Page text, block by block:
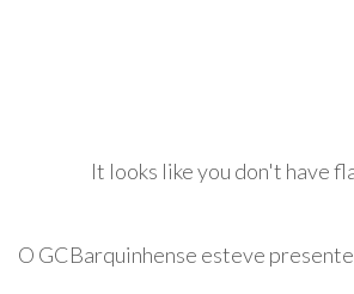
It looks like you don't have
O GCBarquinhense esteve